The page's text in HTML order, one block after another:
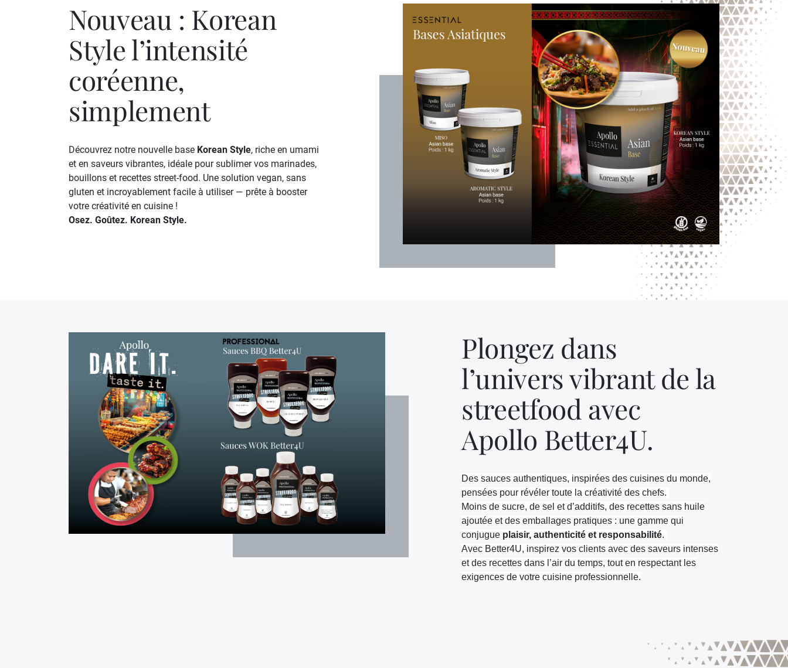
Nouveau : Korean
Style l’intensité
coréenne,
simplement
Découvrez notre nouvelle base Korean Style, riche en umami
et en saveurs vibrantes, idéale pour sublimer vos marinades,
bouillons et recettes street-food. Une solution vegan, sans
gluten et incroyablement facile à utiliser — prête à booster
votre créativité en cuisine !
Osez. Goûtez. Korean Style.
Plongez dans
l’univers vibrant de la
streetfood avec
Apollo Better4U.
Des sauces authentiques, inspirées des cuisines du monde,
pensées pour révéler toute la créativité des chefs.
Moins de sucre, de sel et d’additifs, des recettes sans huile
ajoutée et des emballages pratiques : une gamme qui
conjugue plaisir, authenticité et responsabilité.
Avec Better4U, inspirez vos clients avec des saveurs intenses
et des recettes dans l’air du temps, tout en respectant les
exigences de votre cuisine professionnelle.